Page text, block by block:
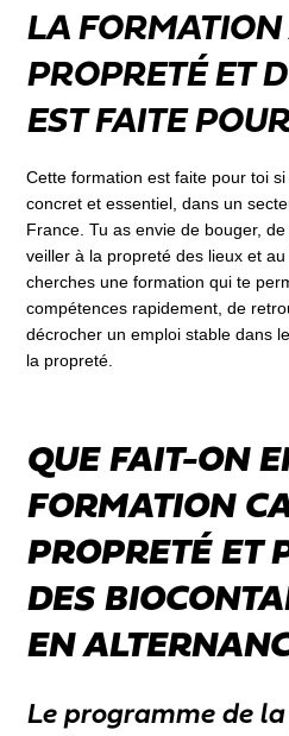
LA FORMATION
PROPRETÉ ET
EST FAITE
Cette formation est faite pour toi
concret et essentiel, dans un
France. Tu as envie de bouger,
veiller à la propreté des lieux et
cherches une formation qui te
compétences rapidement, de
décrocher un emploi stable dans
la propreté.
QUE FAIT-ON
FORMATION
PROPRETÉ ET
DES
EN
Le programme de